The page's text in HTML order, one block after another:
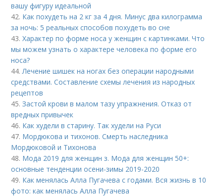
вашу фигуру идеальной
42. Как похудеть на 2 кг за 4 дня. Минус два килограмма
за ночь: 5 реальных способов похудеть во сне
43.Характер по форме носа у женщин с картинками. Что
мы можем узнать о характере человека по форме его
носа?
44.Лечение шишек на ногах без операции народными
средствами. Составление схемы лечения из народных
рецептов
45.Застой крови в малом тазу упражнения. Отказ от
вредных привычек
46. Как худели в старину. Так худели на Руси
47. Мордюкова и тихонов. Смерть наследника
Мордюковой и Тихонова
48. Мода 2019 для женщин з. Мода для женщин 50+:
основные тенденции осени-зимы 2019-2020
49. Как менялась Алла Пугачева с годами. Вся жизнь в 10
фото: как менялась Алла Пугачева